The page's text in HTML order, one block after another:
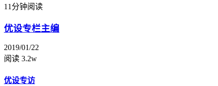
11分钟阅读
优设专栏主编
2019/01/22
阅读 3.2w
优设专访